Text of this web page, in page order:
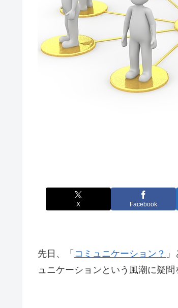
X Facebook
先日、「 コミュニケーション？
ュニケーションという風潮に疑問